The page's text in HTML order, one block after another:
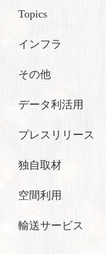
Topics
インフラ
その他
データ利活用
プレスリリース
独自取材
空間利用
輸送サービス